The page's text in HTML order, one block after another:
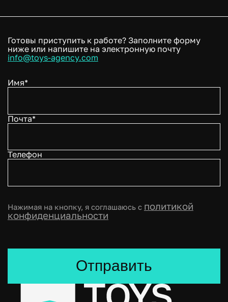
Готовы приступить к работе? Заполните форму
ниже или напишите на электронную почту
info@toys-agency.com
Имя*
Почта*
Телефон
Нажимая на кнопку, я соглашаюсь с политикой
конфиденциальности
Отправить